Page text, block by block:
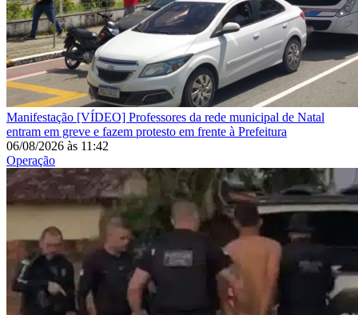
Manifestação [VÍDEO] Professores da rede municipal de Natal
entram em greve e fazem protesto em frente à Prefeitura
06/08/2026 às 11:42
Operação